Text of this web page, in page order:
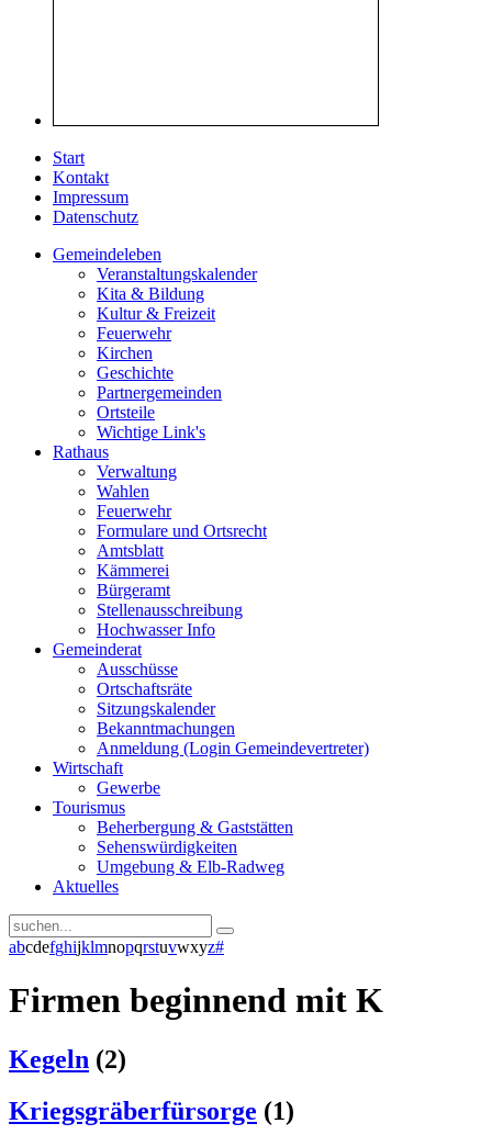
Start
Kontakt
Impressum
Datenschutz
Gemeindeleben
Veranstaltungskalender
Kita & Bildung
Kultur & Freizeit
Feuerwehr
Kirchen
Geschichte
Partnergemeinden
Ortsteile
Wichtige Link's
Rathaus
Verwaltung
Wahlen
Feuerwehr
Formulare und Ortsrecht
Amtsblatt
Kämmerei
Bürgeramt
Stellenausschreibung
Hochwasser Info
Gemeinderat
Ausschüsse
Ortschaftsräte
Sitzungskalender
Bekanntmachungen
Anmeldung (Login Gemeindevertreter)
Wirtschaft
Gewerbe
Tourismus
Beherbergung & Gaststätten
Sehenswürdigkeiten
Umgebung & Elb-Radweg
Aktuelles
abcdefghijklmnopqrstuvwxyz#
Firmen beginnend mit K
Kegeln (2)
Kriegsgräberfürsorge (1)